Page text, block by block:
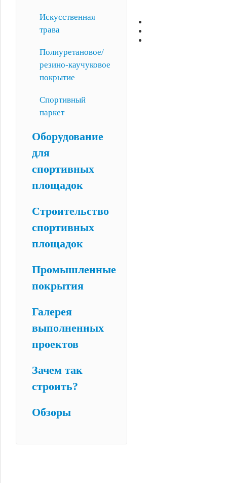
Искусственная
трава
Полиуретановое/
резино-каучуковое
покрытие
Спортивный
паркет
Оборудование
для
спортивных
площадок
Строительство
спортивных
площадок
Промышленные
покрытия
Галерея
выполненных
проектов
Зачем так
строить?
Обзоры